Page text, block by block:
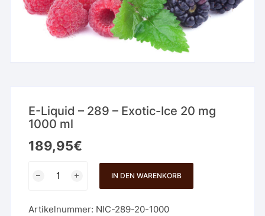
E-Liquid – 289 – Exotic-Ice 20 mg
1000 ml
189,95€
289
IN DEN WARENKORB
Artikelnummer: NIC-289-20-1000